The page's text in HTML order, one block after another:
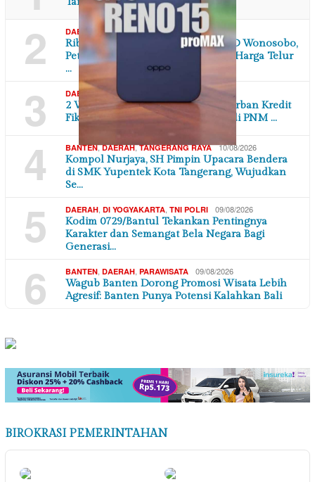
2 DAERAH JAWA TENGAH 10/08/2026
Ribuan Ekor Ayam Dibawa ke DPRD Wonosobo,
Peternak Desak Pakan Murah dan Harga Telur
…
3 DAERAH ,JAWA TENGAH 10/08/2026
2 Warga Purworejo Merasa Jadi Korban Kredit
Fiktif, Diduga Pencairan Pinjaman di PNM …
4 BANTEN,DAERAH,TANGERANG RAYA 10/08/2026
Kompol Nurjaya, SH Pimpin Upacara Bendera
di SMK Yupentek Kota Tangerang, Wujudkan
Se…
5 DAERAH DI YOGYAKARTA TNI POLRI 09/08/2026
Kodim 0729/Bantul Tekankan Pentingnya
Karakter dan Semangat Bela Negara Bagi
Generasi…
6 BANTEN DAERAH PARAWISATA 09/08/2026
Wagub Banten Dorong Promosi Wisata Lebih
Agresif: Banten Punya Potensi Kalahkan Bali
BIROKRASI PEMERINTAHAN